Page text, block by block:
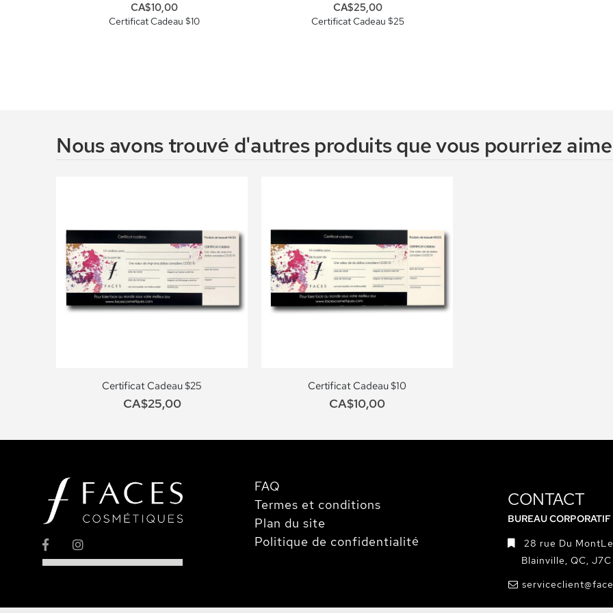
Certificat Cadeau $10
CA$10,00
Certificat Cadeau $25
CA$25,00
Nous avons trouvé d'autres produits que vous pourriez
Certificat Cadeau $25
CA$25,00
Certificat Cadeau $10
CA$10,00
FAQ
Termes et conditions
Plan du site
Politique de confidentialité
CONTACT
BUREAU CORPORATIF
28 rue Du
Blainville, QC,